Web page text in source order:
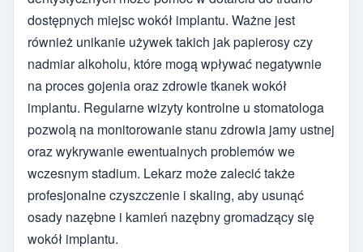
dostępnych miejsc wokół implantu. Ważne jest
również unikanie używek takich jak papierosy czy
nadmiar alkoholu, które mogą wpływać negatywnie
na proces gojenia oraz zdrowie tkanek wokół
implantu. Regularne wizyty kontrolne u stomatologa
pozwolą na monitorowanie stanu zdrowia jamy ustnej
oraz wykrywanie ewentualnych problemów we
wczesnym stadium. Lekarz może zalecić także
profesjonalne czyszczenie i skaling, aby usunąć
osady nazębne i kamień nazębny gromadzący się
wokół implantu.